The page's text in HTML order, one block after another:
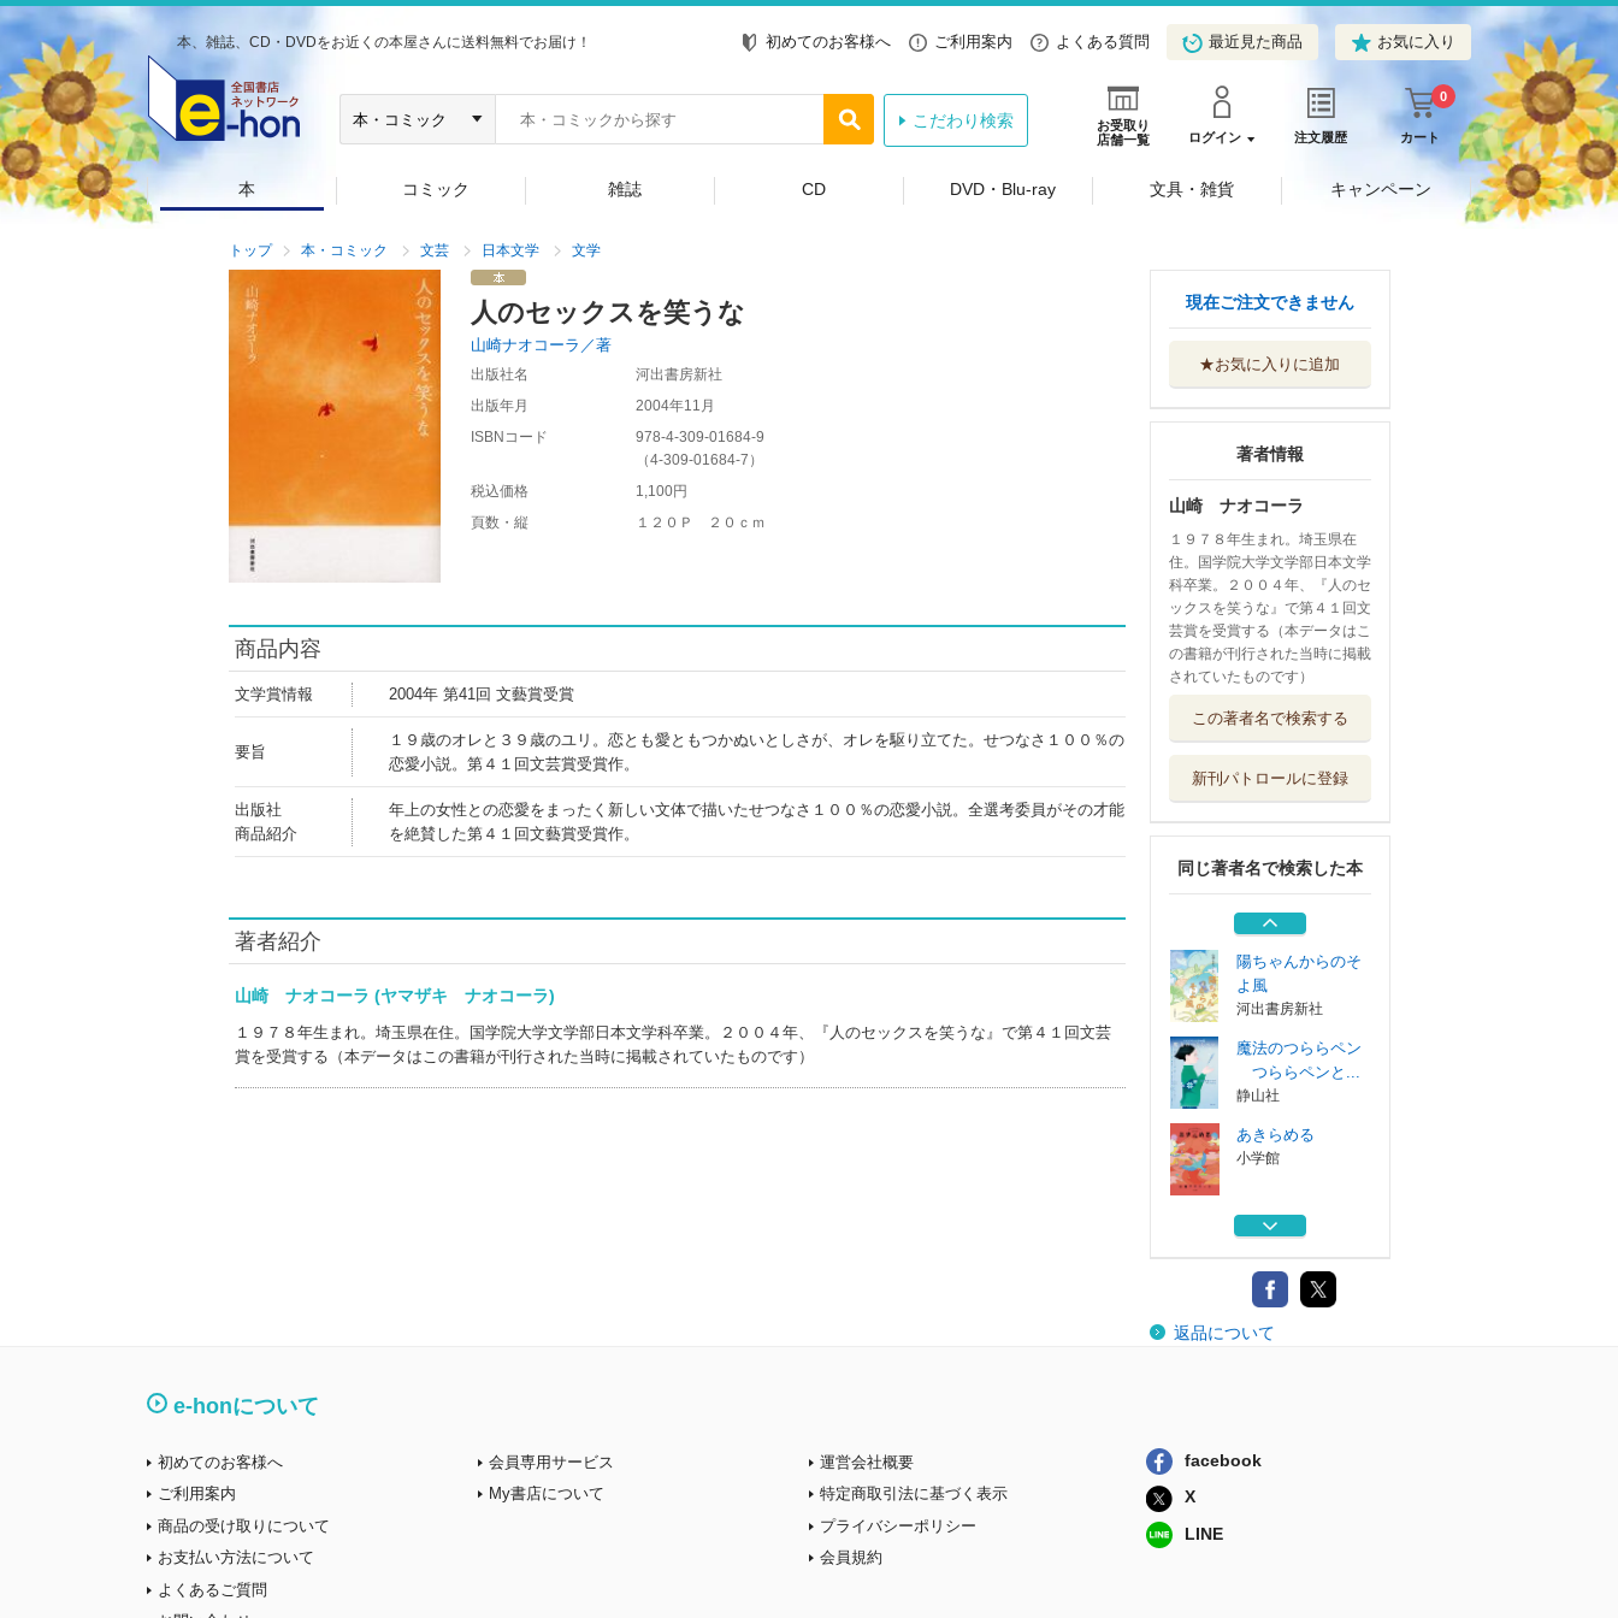
本、雑誌、CD・DVDをお近くの本屋さんに送料無料でお届け！ 初めてのお客様へ ご利用案内 よくある質問 最近見た商品 お気に入り
お受取り
店舗一覧
ログイン 注文履歴 カート
0
こだわり検索
本 コミック 雑誌 CD DVD・Blu-ray 文具・雑貨 キャンペーン
トップ 本・コミック 文芸 日本文学 文学
人のセックスを笑うな
山崎ナオコーラ／著
出版社名
河出書房新社
出版年月
2004年11月
ISBNコード
978-4-309-01684-9
（4-309-01684-7 ）
税込価格
1,100円
頁数・縦
１２０Ｐ ２０ｃｍ
商品内容
文学賞情報 2004年 第41回 文藝賞受賞
要旨
１９歳のオレと３９歳のユリ。恋とも愛ともつかぬいとしさが、オレを駆り立てた。せつなさ１００％の
恋愛小説。第４１回文芸賞受賞作。
出版社
商品紹介
年上の女性との恋愛をまったく新しい文体で描いたせつなさ１００％の恋愛小説。全選考委員がその才能
を絶賛した第４１回文藝賞受賞作。
著者紹介
山崎 ナオコーラ (ヤマザキ ナオコーラ)
１９７８年生まれ。埼玉県在住。国学院大学文学部日本文学科卒業。２００４年、『人のセックスを笑うな』で第４１回文芸
賞を受賞する（本データはこの書籍が刊行された当時に掲載されていたものです）
現在ご注文できません
★お気に入りに追加
著者情報
山崎 ナオコーラ
１９７８年生まれ。埼玉県在
住。国学院大学文学部日本文学
科卒業。２００４年、『人のセ
ックスを笑うな』で第４１回文
芸賞を受賞する（本データはこ
の書籍が刊行された当時に掲載
されていたものです）
この著者名で検索する
新刊パトロールに登録
同じ著者名で検索した本
小学館
肉体のジェンダー
集英社
ミライの源氏物語
淡交社
陽ちゃんからのそ
よ風
河出書房新社
魔法のつららペン
つららペンと...
静山社
あきらめる
小学館
肉体のジェンダー
集英社
ミライの源氏物語
淡交社
返品について
e-honについて
初めてのお客様へ
ご利用案内
商品の受け取りについて
お支払い方法について
よくあるご質問
会員専用サービス
My書店について
運営会社概要
特定商取引法に基づく表示
プライバシーポリシー
会員規約
facebook
X
LINE